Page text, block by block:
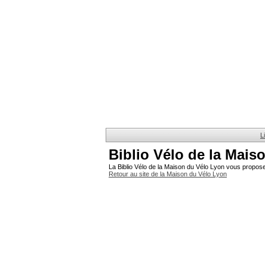
Biblio Vélo de la
La Biblio Vélo de la Maison du Vélo Lyon vous
Retour au site de la Maison du Vélo Lyon